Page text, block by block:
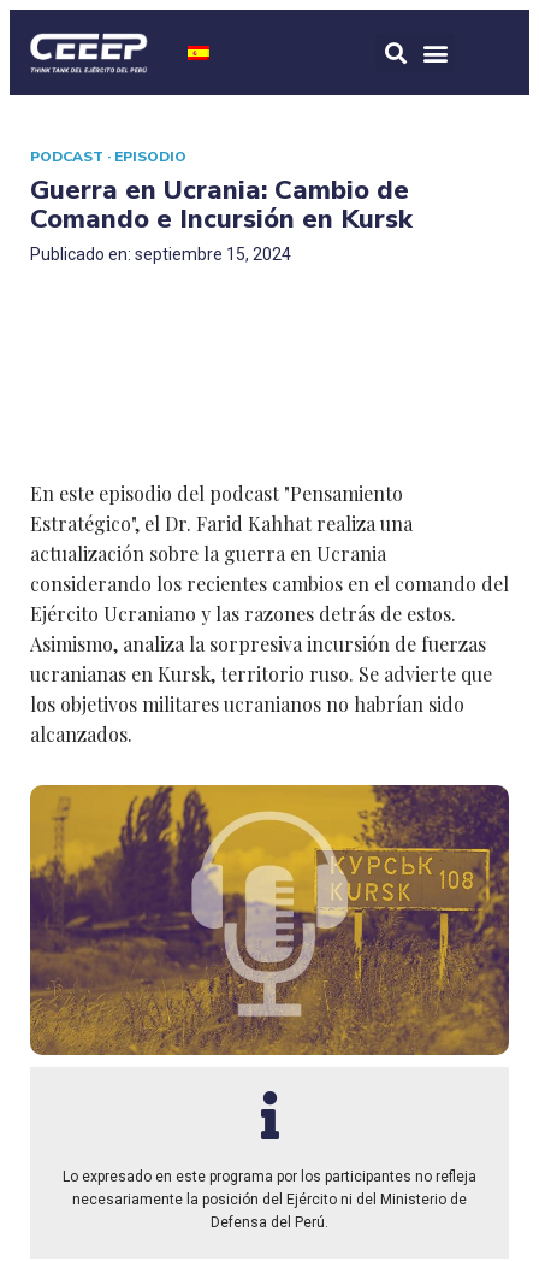
PODCAST · EPISODIO
Guerra en Ucrania: Cambio de
Comando e Incursión en Kursk
Publicado en: septiembre 15, 2024
En este episodio del podcast "Pensamiento
Estratégico", el Dr. Farid Kahhat realiza una
actualización sobre la guerra en Ucrania
considerando los recientes cambios en el comando del
Ejército Ucraniano y las razones detrás de estos.
Asimismo, analiza la sorpresiva incursión de fuerzas
ucranianas en Kursk, territorio ruso. Se advierte que
los objetivos militares ucranianos no habrían sido
alcanzados.
Lo expresado en este programa por los participantes no refleja
necesariamente la posición del Ejército ni del Ministerio de
Defensa del Perú.